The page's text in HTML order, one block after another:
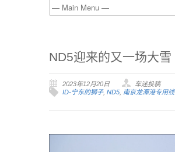
ND5迎来的又一场大雪
2023年12月20日
车迷投稿
ID-宁东的狮子, ND5, 南京龙潭港专用线